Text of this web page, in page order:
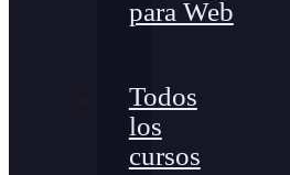
para Web
Todos
los
cursos